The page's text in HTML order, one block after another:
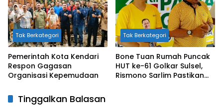
Tak Berkategori
Pemerintah Kota Kendari
Respon Gagasan
Organisasi Kepemudaan
Tak Berkategori
Bone Tuan Rumah Puncak
HUT ke-61 Golkar Sulsel,
Rismono Sarlim Pastikan
Tinggalkan Balasan